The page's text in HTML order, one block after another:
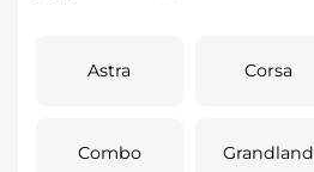
Astra Corsa
Combo Grandland